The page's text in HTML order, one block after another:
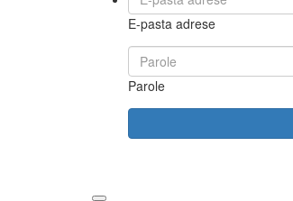
E-pasta adrese
Parole